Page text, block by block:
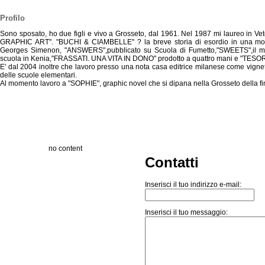
Profilo
Sono sposato, ho due figli e vivo a Grosseto, dal 1961. Nel 1987 mi laureo in
GRAPHIC ART". "BUCHI & CIAMBELLE" ? la breve storia di esordio in una
Georges Simenon, "ANSWERS",pubblicato su Scuola di
scuola in Kenia,"FRASSATI. UNA VITA IN DONO" prodotto a quattro mani e
E' dal 2004 inoltre che lavoro presso una nota casa editrice milanese come
delle scuole elementari.
Al momento lavoro a "SOPHIE", graphic novel che si dipana nella Grosseto
no content
Contatti
Inserisci il tuo indirizzo e-mail:
Inserisci il tuo messaggio: